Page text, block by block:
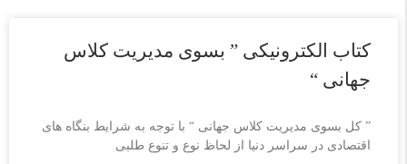
کتاب الکترونیکی ” بسوی مدیریت کلاس
جهانی “
” کل بسوی مدیریت کلاس جهانی “ با توجه به شرایط بنگاه های
اقتصادی در سراسر دنیا از لحاظ نوع و تنوع طلبی